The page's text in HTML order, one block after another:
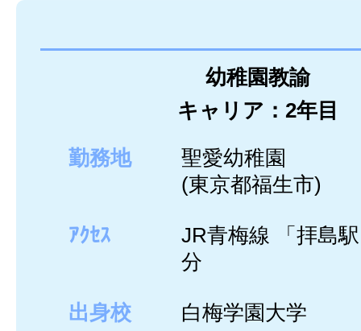
幼稚園教諭
キャリア：2年目
勤務地
聖愛幼稚園
(東京都福生市)
ｱｸｾｽ
JR青梅線 「拝島
分
出身校 白梅学園大学